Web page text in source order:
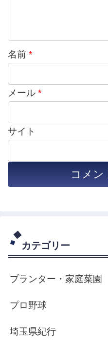
名前 *
メール *
サイト
カテゴリー
プランター・家庭菜園
プロ野球
埼玉県紀行